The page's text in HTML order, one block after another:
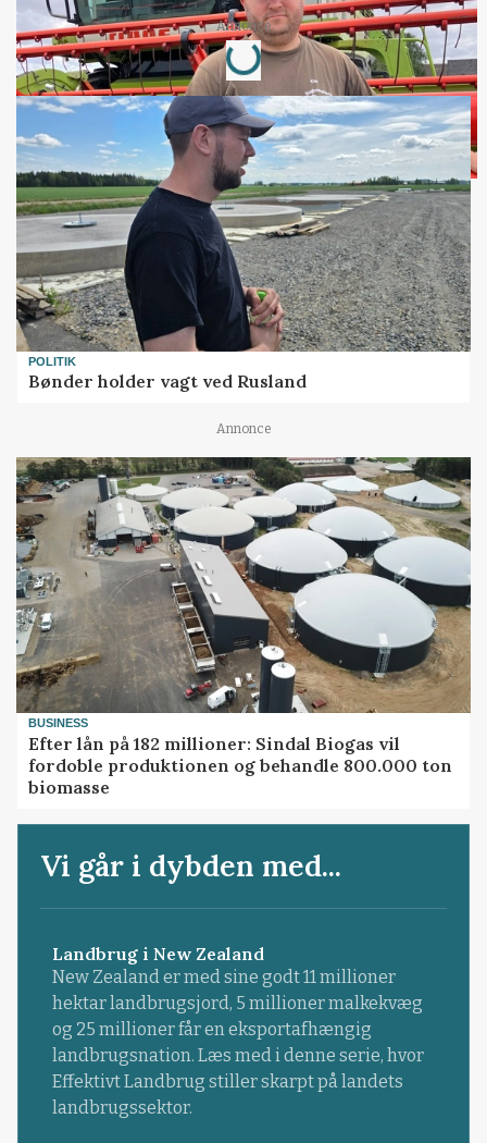
Annonce
Loading...
POLITIK
Bønder holder vagt ved Rusland
Annonce
BUSINESS
Efter lån på 182 millioner: Sindal Biogas vil
fordoble produktionen og behandle 800.000 ton
biomasse
Vi går i dybden med...
Landbrug i New Zealand
New Zealand er med sine godt 11 millioner
hektar landbrugsjord, 5 millioner malkekvæg
og 25 millioner får en eksportafhængig
landbrugsnation. Læs med i denne serie, hvor
Effektivt Landbrug stiller skarpt på landets
landbrugssektor.